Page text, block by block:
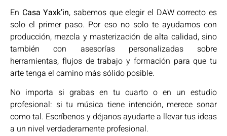
En Casa Yaxk’in, sabemos que elegir el DAW correcto es
solo el primer paso. Por eso no solo te ayudamos con
producción, mezcla y masterización de alta calidad, sino
también con asesorías personalizadas sobre
herramientas, flujos de trabajo y formación para que tu
arte tenga el camino más sólido posible.
No importa si grabas en tu cuarto o en un estudio
profesional: si tu música tiene intención, merece sonar
como tal. Escríbenos y déjanos ayudarte a llevar tus ideas
a un nivel verdaderamente profesional.